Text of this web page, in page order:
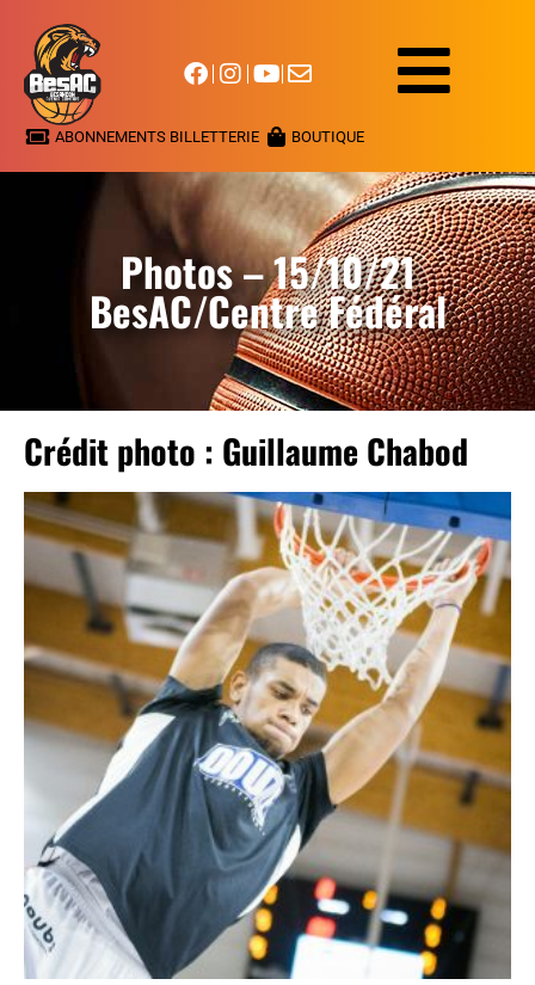
ABONNEMENTS BILLETTERIE BOUTIQUE
Photos – 15/10/21
BesAC/Centre Fédéral
Crédit photo : Guillaume Chabod